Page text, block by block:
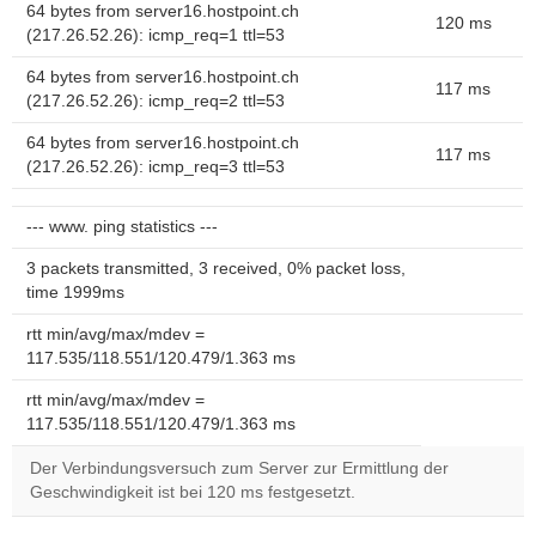
64 bytes from server16.hostpoint.ch
(217.26.52.26): icmp_req=1 ttl=53
120 ms
64 bytes from server16.hostpoint.ch
(217.26.52.26): icmp_req=2 ttl=53
117 ms
64 bytes from server16.hostpoint.ch
(217.26.52.26): icmp_req=3 ttl=53
117 ms
--- www. ping statistics ---
3 packets transmitted, 3 received, 0% packet loss,
time 1999ms
rtt min/avg/max/mdev =
117.535/118.551/120.479/1.363 ms
rtt min/avg/max/mdev =
117.535/118.551/120.479/1.363 ms
Der Verbindungsversuch zum Server zur Ermittlung der
Geschwindigkeit ist bei 120 ms festgesetzt.